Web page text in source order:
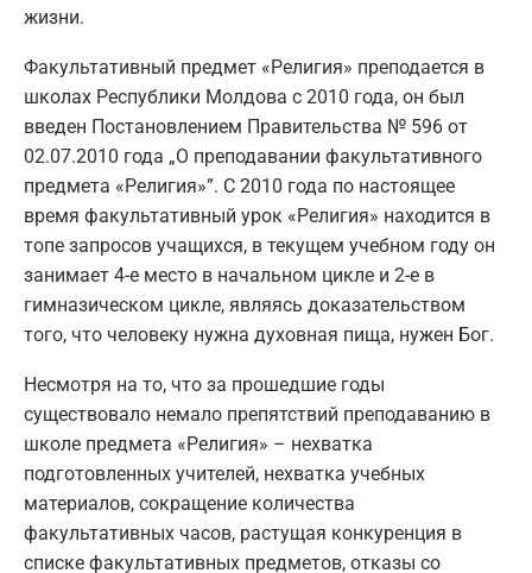
жизни.
Факультативный предмет «Религия» преподается в
школах Республики Молдова с 2010 года, он был
введен Постановлением Правительства № 596 от
02.07.2010 года „О преподавании факультативного
предмета «Религия»”. С 2010 года по настоящее
время факультативный урок «Религия» находится в
топе запросов учащихся, в текущем учебном году он
занимает 4-е место в начальном цикле и 2-е в
гимназическом цикле, являясь доказательством
того, что человеку нужна духовная пища, нужен Бог.
Несмотря на то, что за прошедшие годы
существовало немало препятствий преподаванию в
школе предмета «Религия» – нехватка
подготовленных учителей, нехватка учебных
материалов, сокращение количества
факультативных часов, растущая конкуренция в
списке факультативных предметов, отказы со